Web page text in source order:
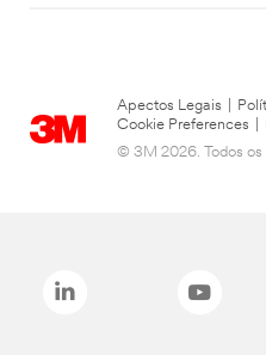
Apectos Legais
Cookie Preferences
© 3M 2026. Todos os